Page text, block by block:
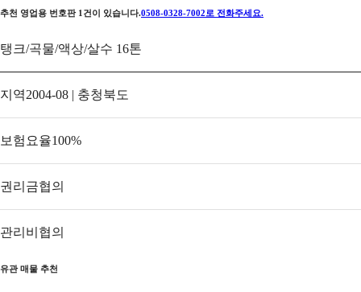
추천 영업용 번호판 1 건이 있습니다.0508-0328-7002 로 전화주세요.
탱크/곡물/액상/살수 16톤
지역2004-08 | 충청북도
보험요율100%
권리금협의
관리비 협의
유관 매물 추천